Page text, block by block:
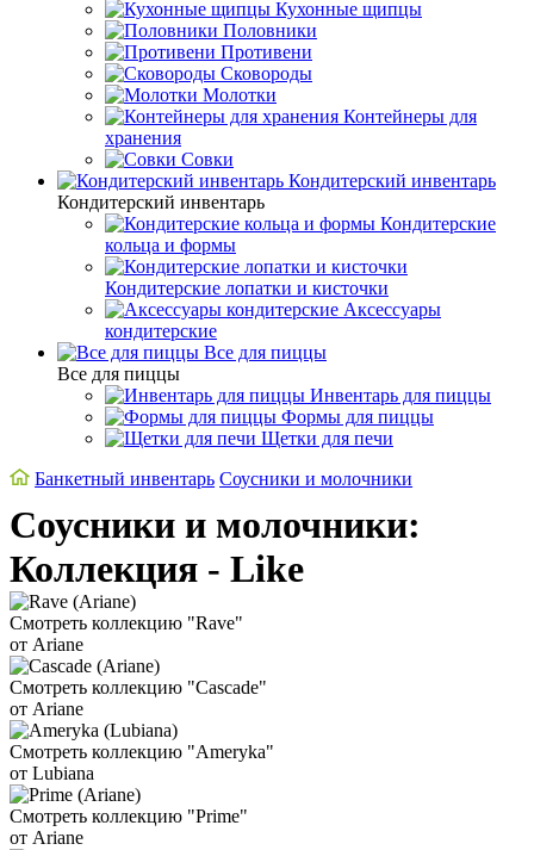
Кухонные щипцы
Половники
Противени
Сковороды
Молотки
Контейнеры для
хранения
Совки
Кондитерский инвентарь
Кондитерский инвентарь
Кондитерские
кольца и формы
Кондитерские лопатки и кисточки
Аксессуары
кондитерские
Все для пиццы
Все для пиццы
Инвентарь для пиццы
Формы для пиццы
Щетки для печи
Банкетный инвентарь Соусники и молочники
Соусники и молочники:
Коллекция - Like
Смотреть коллекцию "Rave"
от Ariane
Смотреть коллекцию "Cascade"
от Ariane
Смотреть коллекцию "Ameryka"
от Lubiana
Смотреть коллекцию "Prime"
от Ariane